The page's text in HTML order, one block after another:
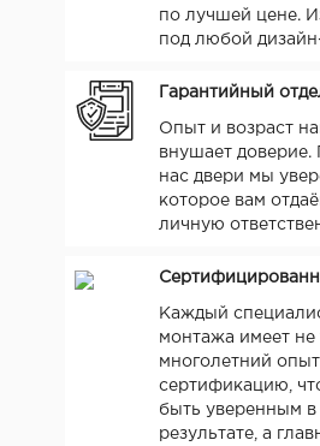
по лучшей цене.
под любой
Гарантийный
Опыт и возраст
внушает доверие.
нас двери мы
которое вам
личную
Каждый
монтажа имеет не
многолетний
сертификацию,
быть уверенным в
результате, а